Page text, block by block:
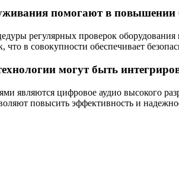
помогают в повышении
регулярных проверок
что в совокупности обеспечивает
могут быть
являются цифровое аудио высокого
повысить эффективность и